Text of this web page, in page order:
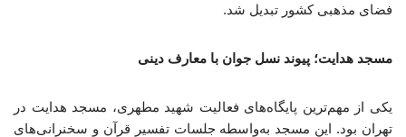
فضای مذهبی کشور تبدیل شد.
مسجد هدایت؛ پیوند نسل جوان با معارف دینی
یکی از مهم‌ترین پایگاه‌های فعالیت شهید مطهری، مسجد هدایت در
تهران بود. این مسجد به‌واسطه جلسات تفسیر قرآن و سخنرانی‌های